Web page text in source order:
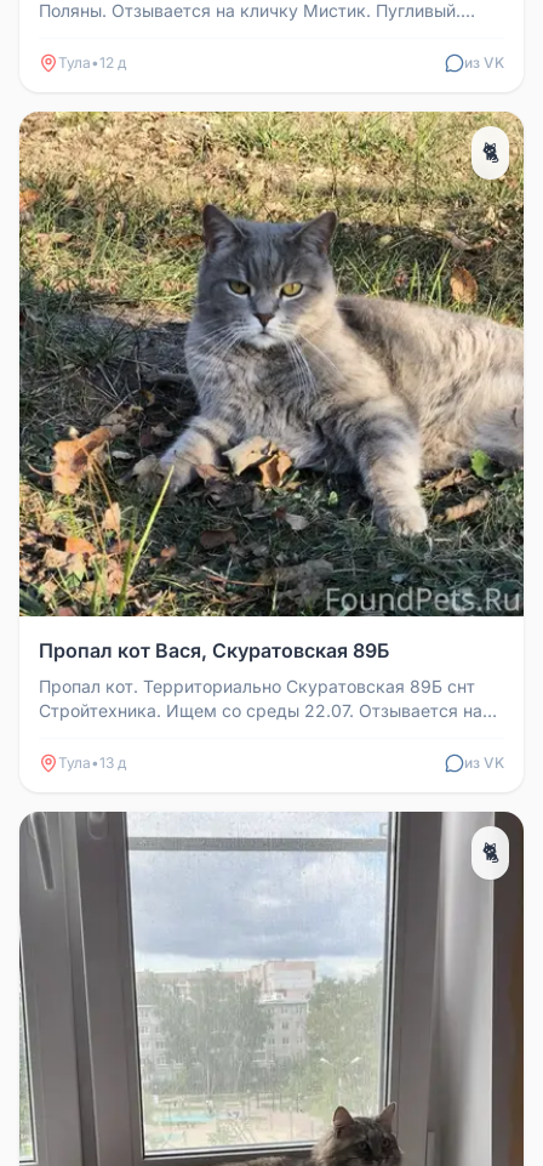
Поляны. Отзывается на кличку Мистик. Пугливый.
Тула•12 д из VK
🐈
Пропал кот Вася, Скуратовская 89Б
Пропал кот. Территориально Скуратовская 89Б снт
Стройтехника. Ищем со среды 22.07. Отзывается на
Тула•13 д из VK
🐈